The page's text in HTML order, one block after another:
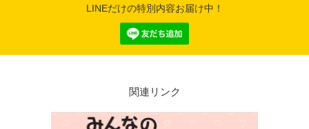
LINEだけの特別内容お届け中！
関連リンク